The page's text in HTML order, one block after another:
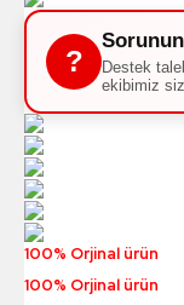
?
Destek
ekibimiz
100% Orjinal ürün
100% Orjinal ürün